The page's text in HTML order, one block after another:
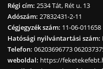
Régi cím: 2534 Tát, Rét u. 13
Adószám: 27832431-2-11
Cégjegyzék szám: 11-06-011658
Hatósági nyilvántartási szám:
Telefon: 06203696773
weboldal: https://